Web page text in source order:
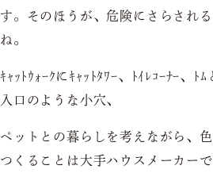
す。そのほうが、危険にさらされ
ね。
ｷｬｯﾄｳｫｰｸにｷｬｯﾄﾀﾜｰ、ﾄｲﾚｺｰﾅｰ、ﾄﾑ
入口のような小穴、
ペットとの暮らしを考えながら、
つくることは大手ハウスメーカー